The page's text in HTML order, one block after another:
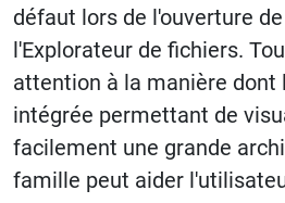
défaut lors de l'ouverture
l'Explorateur de fichiers.
attention à la manière dont
intégrée permettant de
facilement une grande
famille peut aider